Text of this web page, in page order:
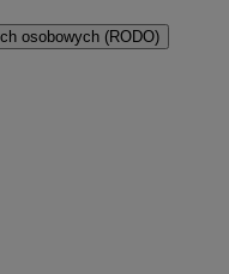
osobowych (RODO)